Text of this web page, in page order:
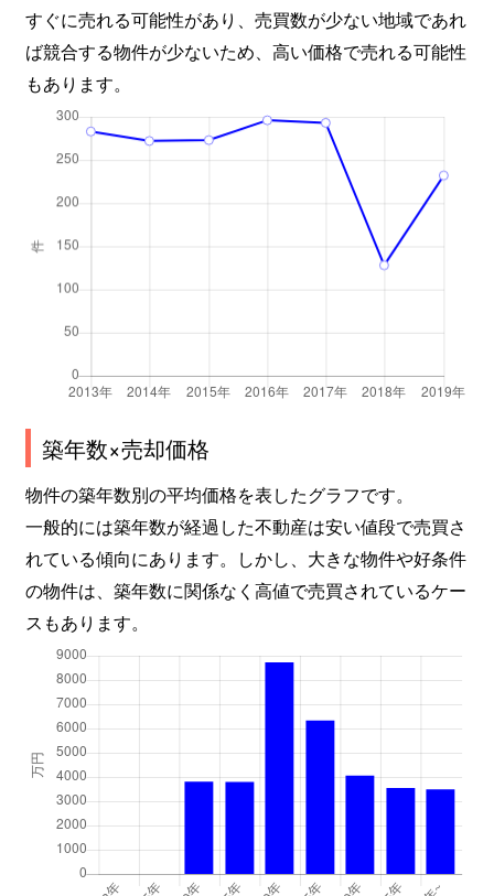
すぐに売れる可能性があり、売買数が少ない地域であれ
ば競合する物件が少ないため、高い価格で売れる可能性
もあります。
築年数×売却価格
物件の築年数別の平均価格を表したグラフです。
一般的には築年数が経過した不動産は安い値段で売買さ
れている傾向にあります。しかし、大きな物件や好条件
の物件は、築年数に関係なく高値で売買されているケー
スもあります。